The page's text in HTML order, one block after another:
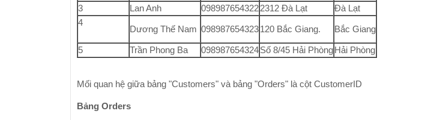
3
Lan Anh 0989876543222312 Đà Lạt
Đà Lạt
4
Dương Thế Nam 098987654323120 Bắc Giang. Bắc Giang
5 Trần Phong Ba 098987654324Số 8/45 Hải PhòngHải Phòng
Mối quan hệ giữa bảng "Customers" và bảng "Orders" là cột CustomerID
Bảng Orders